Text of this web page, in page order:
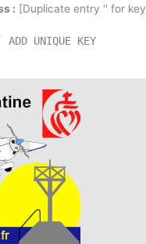
: [Duplicate entry '' for key
UNIQUE KEY